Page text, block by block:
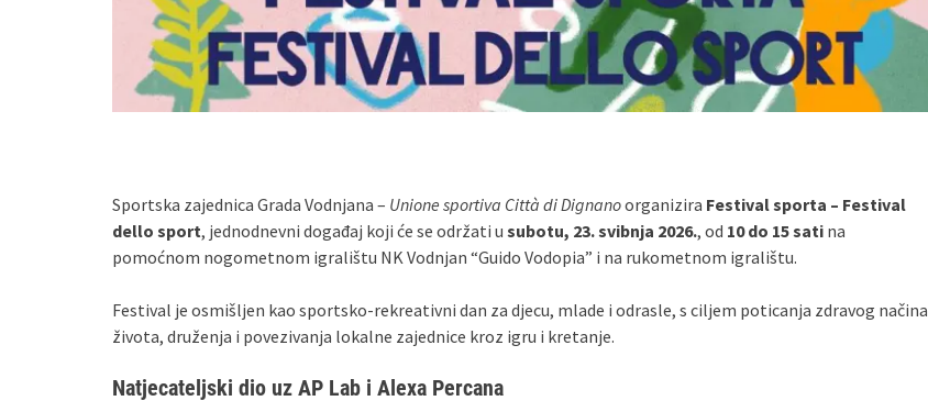
Sportska zajednica Grada Vodnjana – Unione sportiva Città di Dignanoorganizira Festival sporta – Festival
dello sport, jednodnevni događaj koji će se održati u subotu, 23. svibnja 2026., od 10 do 15 sati na
pomoćnom nogometnom igralištu NK Vodnjan “Guido Vodopia” i na rukometnom igralištu.
Festival je osmišljen kao sportsko‑rekreativni dan za djecu, mlade i odrasle, s ciljem poticanja zdravog načina
života, druženja i povezivanja lokalne zajednice kroz igru i kretanje.
Natjecateljski dio uz AP Lab i Alexa Percana